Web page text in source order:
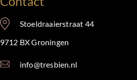
Stoeldraaierstraat 44
9712 BX Groningen
info@tresbien.nl